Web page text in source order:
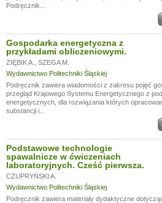
Podręcznik...
Gospodarka energetyczna z
przykładami obliczeniowymi.
ZIĘBIK A.
SZEGA M.
Wydawnictwo Politechniki Śląskiej
Podręcznik zawiera wiadomości z zakresu pojęć
przegląd Krajowego Systemu Energetycznego z
energetycznych, dla rozwiązania których
substancji i...
Podstawowe technologie
spawalnicze w ćwiczeniach
laboratoryjnych. Cześć pierwsza.
CZUPRYŃSKI A.
Wydawnictwo Politechniki Śląskiej
Podręcznik zawiera materiały dydaktyczne